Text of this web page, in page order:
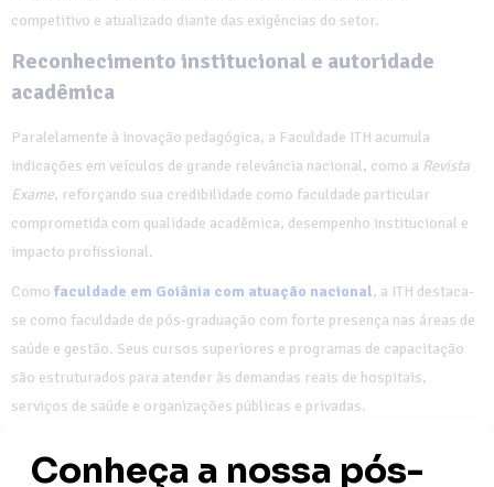
competitivo e atualizado diante das exigências do setor.
Reconhecimento institucional e autoridade
acadêmica
Paralelamente à inovação pedagógica, a Faculdade ITH acumula
indicações em veículos de grande relevância nacional, como a Revista
Exame, reforçando sua credibilidade como faculdade particular
comprometida com qualidade acadêmica, desempenho institucional e
impacto profissional.
Como faculdade em Goiânia com atuação nacional, a ITH destaca-
se como faculdade de pós-graduação com forte presença nas áreas de
saúde e gestão. Seus cursos superiores e programas de capacitação
são estruturados para atender às demandas reais de hospitais,
serviços de saúde e organizações públicas e privadas.
posicionamento, autoridade e sustentabilidade de carreira.